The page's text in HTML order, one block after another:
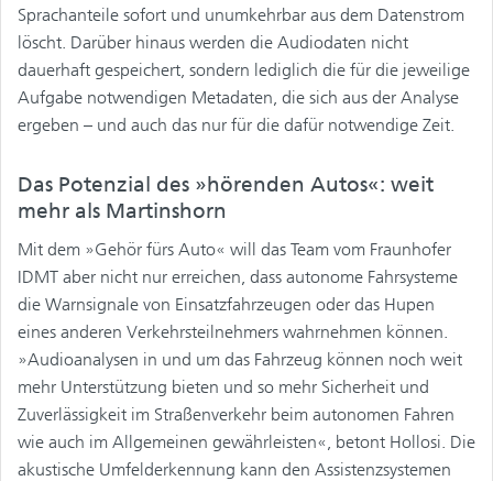
Sprachanteile sofort und unumkehrbar aus dem Datenstrom
löscht. Darüber hinaus werden die Audiodaten nicht
dauerhaft gespeichert, sondern lediglich die für die jeweilige
Aufgabe notwendigen Metadaten, die sich aus der Analyse
ergeben – und auch das nur für die dafür notwendige Zeit.
Das Potenzial des »hörenden Autos«: weit
mehr als Martinshorn
Mit dem »Gehör fürs Auto« will das Team vom Fraunhofer
IDMT aber nicht nur erreichen, dass autonome Fahrsysteme
die Warnsignale von Einsatzfahrzeugen oder das Hupen
eines anderen Verkehrsteilnehmers wahrnehmen können.
»Audioanalysen in und um das Fahrzeug können noch weit
mehr Unterstützung bieten und so mehr Sicherheit und
Zuverlässigkeit im Straßenverkehr beim autonomen Fahren
wie auch im Allgemeinen gewährleisten«, betont Hollosi. Die
akustische Umfelderkennung kann den Assistenzsystemen